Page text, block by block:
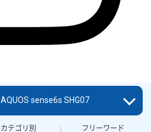
カテゴリ別
フリーワード
AQUOS sense6s SHG07